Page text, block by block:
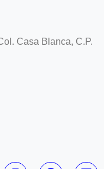
Casa Blanca, C.P.